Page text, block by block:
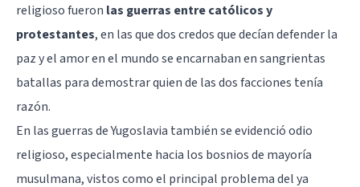
religioso fueron las guerras entre católicos y
protestantes, en las que dos credos que decían defender la
paz y el amor en el mundo se encarnaban en sangrientas
batallas para demostrar quien de las dos facciones tenía
razón.
En las guerras de Yugoslavia también se evidenció odio
religioso, especialmente hacia los bosnios de mayoría
musulmana, vistos como el principal problema del ya